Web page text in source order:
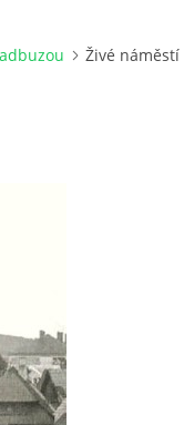
Živé náměstí